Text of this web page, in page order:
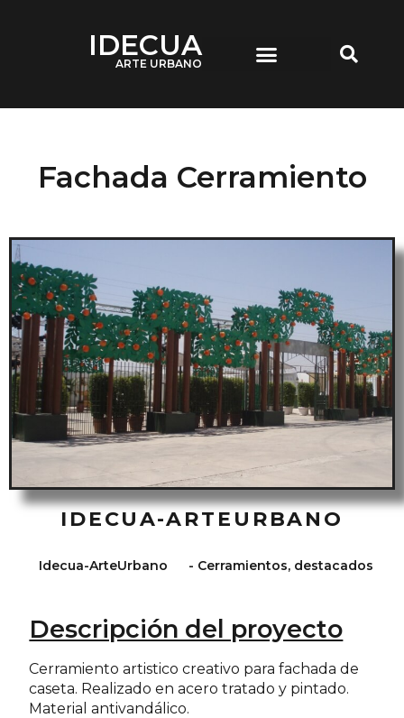
IDECUA
ARTE URBANO
Fachada Cerramiento
IDECUA-ARTEURBANO
Idecua-ArteUrbano - Cerramientos, destacados
Descripción del proyecto
Cerramiento artistico creativo para fachada de
caseta. Realizado en acero tratado y pintado.
Material antivandálico.